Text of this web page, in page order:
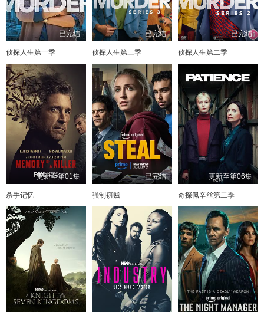
已完结
侦探人生第一季
已完结
侦探人生第三季
已完结
侦探人生第二季
更新至第01集
杀手记忆
已完结
强制窃贼
更新至第06集
奇探佩辛丝第二季